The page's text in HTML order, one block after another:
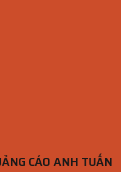
CÁO ANH TUẤN